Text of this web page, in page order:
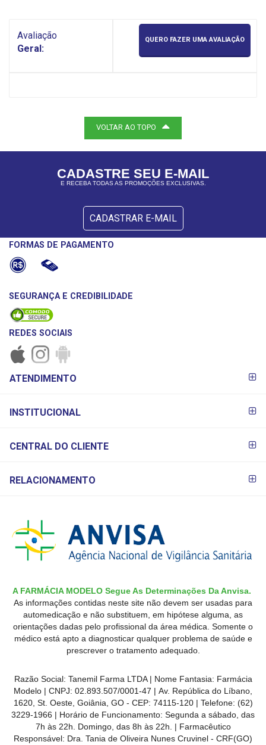
Avaliação
Geral:
QUERO FAZER UMA AVALIAÇÃO
VOLTAR AO TOPO
CADASTRE SEU E-MAIL
E RECEBA TODAS AS PROMOÇÕES EXCLUSIVAS.
CADASTRAR E-MAIL
FORMAS DE PAGAMENTO
SEGURANÇA E CREDIBILIDADE
REDES SOCIAIS
PAGAMENTO
ATENDIMENTO
INSTITUCIONAL
CENTRAL DO CLIENTE
RELACIONAMENTO
A FARMÁCIA MODELO Segue As Determinações Da Anvisa.
As informações contidas neste site não devem ser usadas para
automedicação e não substituem, em hipótese alguma, as
orientações dadas pelo profissional da área médica. Somente o
médico está apto a diagnosticar qualquer problema de saúde e
prescrever o tratamento adequado.
Razão Social: Tanemil Farma LTDA | Nome Fantasia: Farmácia
Modelo | CNPJ: 02.893.507/0001-47 | Av. República do Líbano,
1620, St. Oeste, Goiânia, GO - CEP: 74115-120 | Telefone: (62)
3229-1966 | Horário de Funcionamento: Segunda a sábado, das
7h às 22h. Domingo, das 8h às 22h. | Farmacêutico
Responsável: Dra. Tania de Oliveira Nunes Cruvinel - CRF(GO)